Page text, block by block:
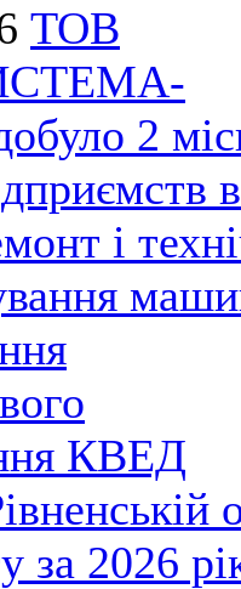
ТОВ
2
в
і
КВЕД
за 2026